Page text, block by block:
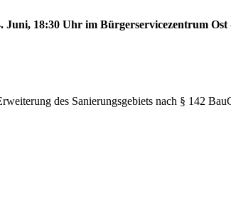
18:30 Uhr im Bürgerservicezentrum
des Sanierungsgebiets nach § 142